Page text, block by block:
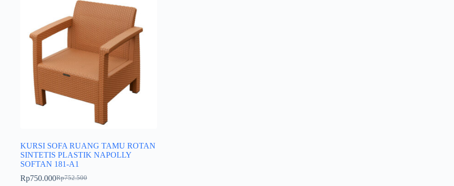
KURSI SOFA RUANG TAMU ROTAN
SINTETIS PLASTIK NAPOLLY
SOFTAN 181-A1
Rp752.500
Harga
Rp750.000Harga